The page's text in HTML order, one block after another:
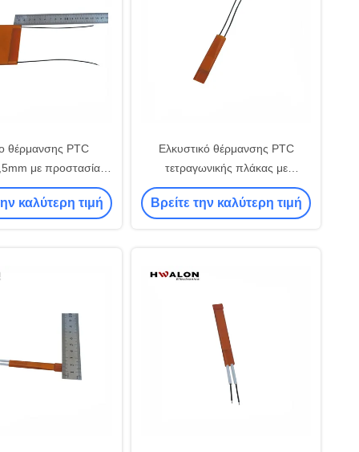
θέρμανσης PTC
με προστασία
για εφαρμογές
48V 110V
καλύτερη τιμή
Ελκυστικό θέρμανσης PTC
τετραγωνικής πλάκας με
προστασία από υπερθέρμανση
Βρείτε την καλύτερη τιμή